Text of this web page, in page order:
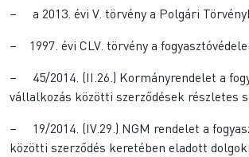
– a 2013. évi V. törvény a Polgári
– 1997. évi CLV. törvény a
– 45/2014. (II.26.) Kormányrendelet a
vállalkozás közötti szerződések részletes
– 19/2014. (IV.29.) NGM rendelet a
közötti szerződés keretében eladott